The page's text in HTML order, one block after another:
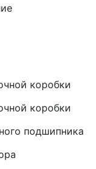
коробки
коробки
подшипника